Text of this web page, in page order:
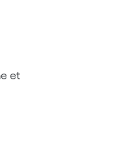
et